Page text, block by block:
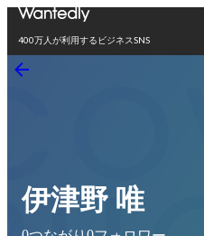
400万人が利用するビジネスSNS
伊津野 唯